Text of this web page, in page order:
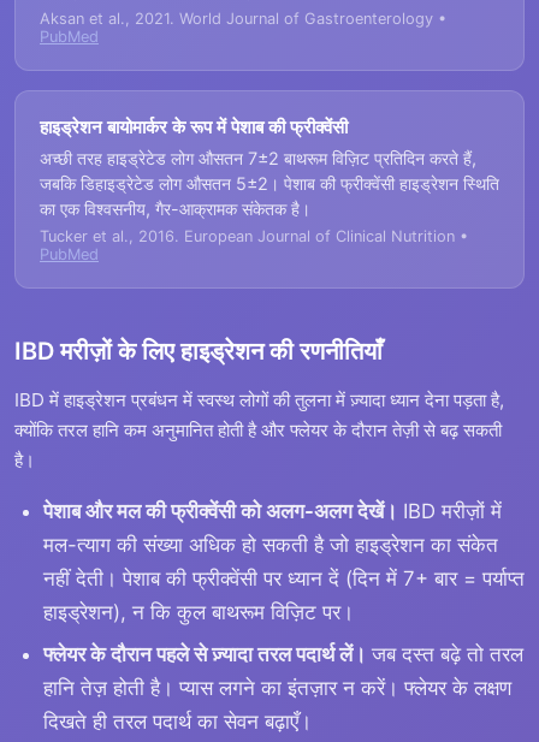
Aksan et al., 2021. World Journal of Gastroenterology •
PubMed
हाइड्रेशन बायोमार्कर के रूप में पेशाब की फ्रीक्वेंसी
अच्छी तरह हाइड्रेटेड लोग औसतन 7±2 बाथरूम विज़िट प्रतिदिन करते हैं,
जबकि डिहाइड्रेटेड लोग औसतन 5±2। पेशाब की फ्रीक्वेंसी हाइड्रेशन स्थिति
का एक विश्वसनीय, गैर-आक्रामक संकेतक है।
Tucker et al., 2016. European Journal of Clinical Nutrition •
PubMed
IBD मरीज़ों के लिए हाइड्रेशन की रणनीतियाँ
IBD में हाइड्रेशन प्रबंधन में स्वस्थ लोगों की तुलना में ज़्यादा ध्यान देना पड़ता है,
क्योंकि तरल हानि कम अनुमानित होती है और फ्लेयर के दौरान तेज़ी से बढ़ सकती
है।
पेशाब और मल की फ्रीक्वेंसी को अलग-अलग देखें। IBD मरीज़ों में
मल-त्याग की संख्या अधिक हो सकती है जो हाइड्रेशन का संकेत
नहीं देती। पेशाब की फ्रीक्वेंसी पर ध्यान दें (दिन में 7+ बार = पर्याप्त
हाइड्रेशन), न कि कुल बाथरूम विज़िट पर।
फ्लेयर के दौरान पहले से ज़्यादा तरल पदार्थ लें। जब दस्त बढ़े तो तरल
हानि तेज़ होती है। प्यास लगने का इंतज़ार न करें। फ्लेयर के लक्षण
दिखते ही तरल पदार्थ का सेवन बढ़ाएँ।